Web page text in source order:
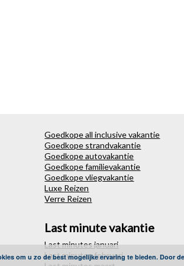
Goedkope all inclusive vakantie
Goedkope strandvakantie
Goedkope autovakantie
Goedkope familievakantie
Goedkope vliegvakantie
Luxe Reizen
Verre Reizen
Last minute vakantie
Last minutes januari
Last minutes februari
om u zo de best mogelijke ervaring te bieden. Door